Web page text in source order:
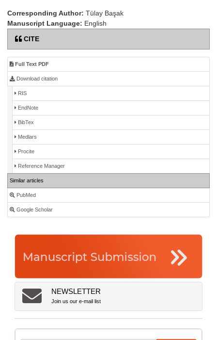
Corresponding Author: Tülay Başak
Manuscript Language: English
CITE
Full Text PDF
Download citation
RIS
EndNote
BibTex
Medlars
Procite
Reference Manager
Similar articles
PubMed
Google Scholar
NEWSLETTER
Join us our e-mail list